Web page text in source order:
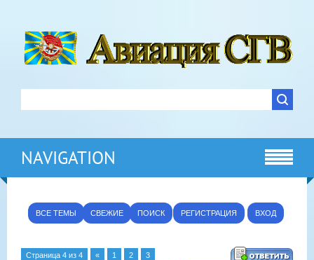
NAVIGATION
ВСЕ ТЕМЫ СВЕЖИЕ ПОИСК РЕГИСТРАЦИЯ ВХОД
Страница 4 из 4 « 1 2 3